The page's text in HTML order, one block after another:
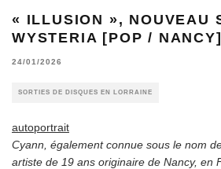
« ILLUSION », NOUVEAU
WYSTERIA [POP / NANCY]
24/01/2026
SORTIES DE DISQUES EN LORRAINE
autoportrait
Cyann, également connue sous le nom
artiste de 19 ans originaire de Nancy, en